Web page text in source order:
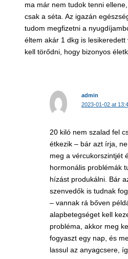
ma már nem tudok tenni
csak a séta. Az igazán
tudom megfizetni a
éltem akár 1 dkg is
kell törődni, hogy bizonyos
admin
2023-01-02 at
20 kiló nem szalad fel
étkezik – bár azt írja,
meg a vércukorszintjét
hormonális problémák
hízást produkálni. Bár
szenvedők is tudnak
– vannak rá bőven
alapbetegséget kell
probléma, akkor meg
fogyaszt egy nap, és
lassul az anyagcsere,